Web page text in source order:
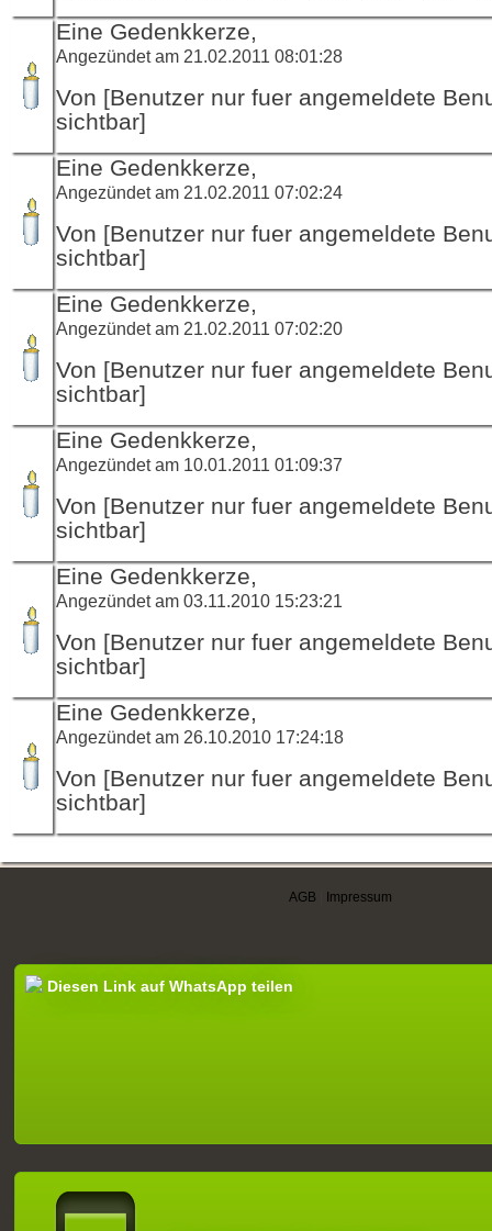
Eine Gedenkkerze,
Angezündet am 21.02.2011 08:01:28
Von [Benutzer nur fuer angemeldete
sichtbar]
Eine Gedenkkerze,
Angezündet am 21.02.2011 07:02:24
Von [Benutzer nur fuer angemeldete
sichtbar]
Eine Gedenkkerze,
Angezündet am 21.02.2011 07:02:20
Von [Benutzer nur fuer angemeldete
sichtbar]
Eine Gedenkkerze,
Angezündet am 10.01.2011 01:09:37
Von [Benutzer nur fuer angemeldete
sichtbar]
Eine Gedenkkerze,
Angezündet am 03.11.2010 15:23:21
Von [Benutzer nur fuer angemeldete
sichtbar]
Eine Gedenkkerze,
Angezündet am 26.10.2010 17:24:18
Von [Benutzer nur fuer angemeldete
sichtbar]
AGB Impressum
Diesen Link auf WhatsApp teilen